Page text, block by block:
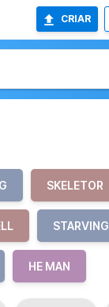
CRIAR
SKELETOR
STARVING
HE MAN